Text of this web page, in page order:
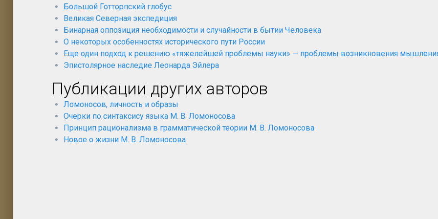
Большой Готторпский глобус
Великая Северная экспедиция
Бинарная оппозиция необходимости и случайности в бытии Человека
О некоторых особенностях исторического пути России
Еще один подход к решению «тяжелейшей проблемы науки» — проблемы возникновения
Эпистолярное наследие Леонарда Эйлера
Публикации других авторов
Ломоносов, личность и образы
Очерки по синтаксису языка М. В. Ломоносова
Принцип рационализма в грамматической теории М. В. Ломоносова
Новое о жизни М. В. Ломоносова